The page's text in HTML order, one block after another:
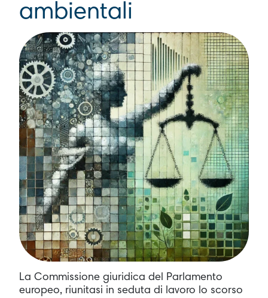
ambientali
La Commissione giuridica del Parlamento
europeo, riunitasi in seduta di lavoro lo scorso